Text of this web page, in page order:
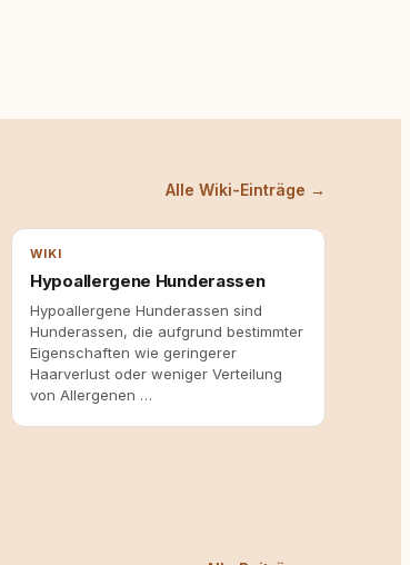
Alle Wiki-Einträge →
WIKI
Hypoallergene Hunderassen
Hypoallergene Hunderassen sind
Hunderassen, die aufgrund bestimmter
Eigenschaften wie geringerer
Haarverlust oder weniger Verteilung
von Allergenen …